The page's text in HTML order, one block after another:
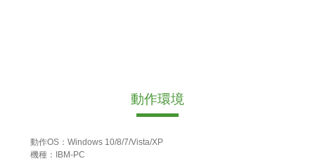
動作環境
動作OS：Windows 10/8/7/Vista/XP
機種：IBM-PC